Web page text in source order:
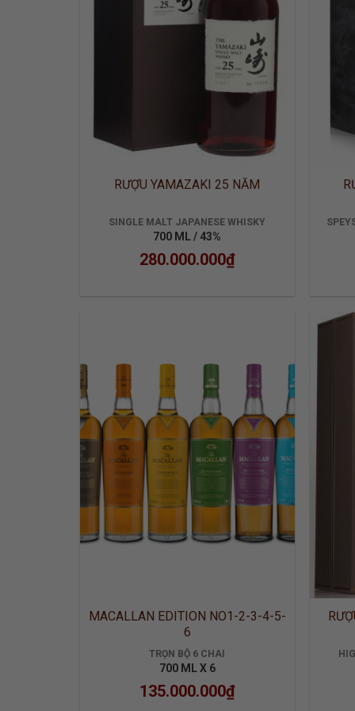
RƯỢU YAMAZAKI 25 NĂM
SINGLE MALT JAPANESE WHISKY
700 ML / 43%
280.000.000₫
ADD TO
WISHLIST
MACALLAN EDITION NO1-2-3-4-5-
6
TRỌN BỘ 6 CHAI
700 ML X 6
135.000.000₫